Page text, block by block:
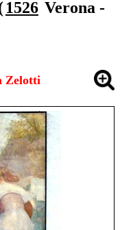
1526 Verona -
Zelotti